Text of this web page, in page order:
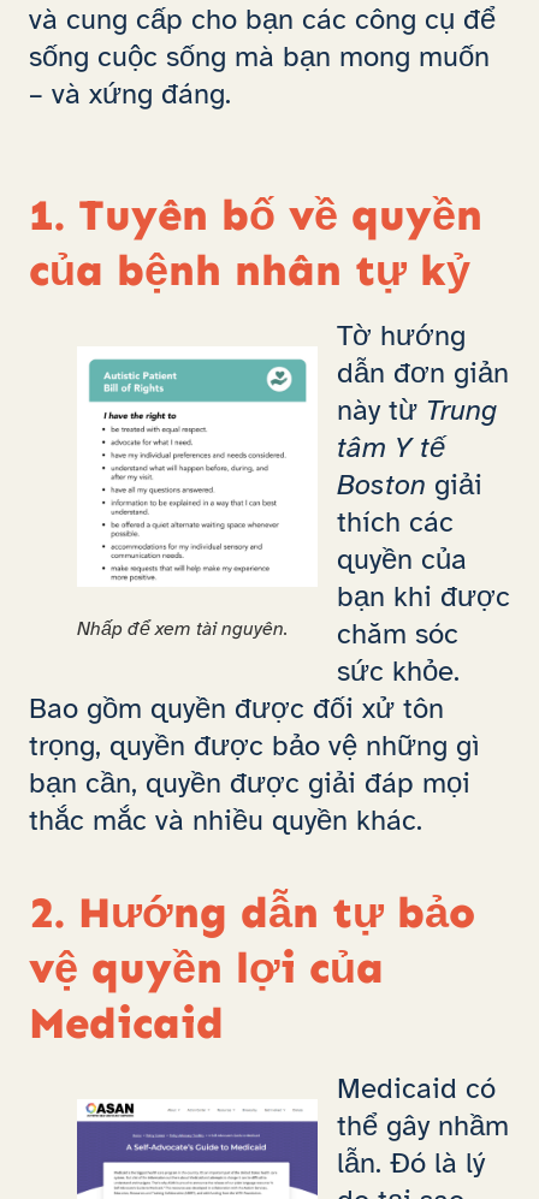
và cung cấp cho bạn các công cụ để
sống cuộc sống mà bạn mong muốn
– và xứng đáng.
1. Tuyên bố về quyền
của bệnh nhân tự kỷ
Nhấp để xem tài nguyên.
Tờ hướng
dẫn đơn giản
này từ Trung
tâm Y tế
Boston giải
thích các
quyền của
bạn khi được
chăm sóc
sức khỏe.
Bao gồm quyền được đối xử tôn
trọng, quyền được bảo vệ những gì
bạn cần, quyền được giải đáp mọi
thắc mắc và nhiều quyền khác.
2. Hướng dẫn tự bảo
vệ quyền lợi của
Medicaid
Medicaid có
thể gây nhầm
lẫn. Đó là lý